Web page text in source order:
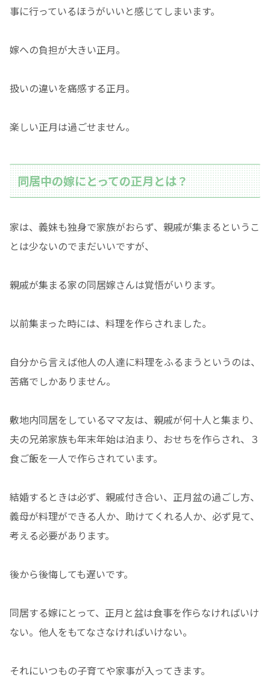
事に行っているほうがいいと感じてしまいます。
嫁への負担が大きい正月。
扱いの違いを痛感する正月。
楽しい正月は過ごせません。
同居中の嫁にとっての正月とは？
家は、義妹も独身で家族がおらず、親戚が集まるというこ
とは少ないのでまだいいですが、
親戚が集まる家の同居嫁さんは覚悟がいります。
以前集まった時には、料理を作らされました。
自分から言えば他人の人達に料理をふるまうというのは、
苦痛でしかありません。
敷地内同居をしているママ友は、親戚が何十人と集まり、
夫の兄弟家族も年末年始は泊まり、おせちを作らされ、３
食ご飯を一人で作らされています。
結婚するときは必ず、親戚付き合い、正月盆の過ごし方、
義母が料理ができる人か、助けてくれる人か、必ず見て、
考える必要があります。
後から後悔しても遅いです。
同居する嫁にとって、正月と盆は食事を作らなければいけ
ない。他人をもてなさなければいけない。
それにいつもの子育てや家事が入ってきます。